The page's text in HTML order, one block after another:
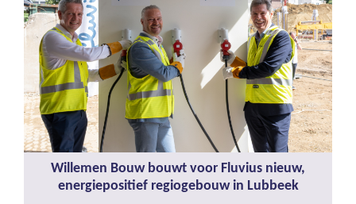
Willemen Bouw bouwt voor Fluvius nieuw,
energiepositief regiogebouw in Lubbeek